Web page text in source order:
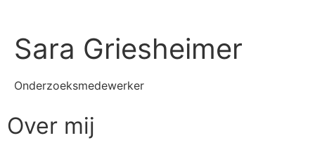
Sara Griesheimer
Onderzoeksmedewerker
Over mij